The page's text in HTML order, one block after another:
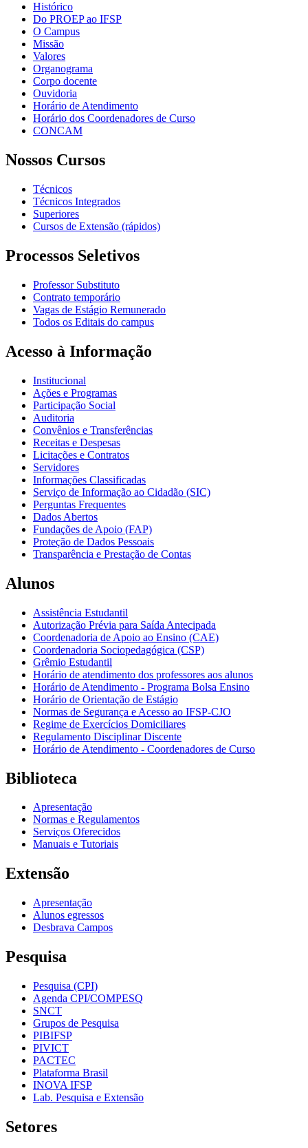
Histórico
Do PROEP ao IFSP
O Campus
Missão
Valores
Organograma
Corpo docente
Ouvidoria
Horário de Atendimento
Horário dos Coordenadores de Curso
CONCAM
Nossos Cursos
Técnicos
Técnicos Integrados
Superiores
Cursos de Extensão (rápidos)
Processos Seletivos
Professor Substituto
Contrato temporário
Vagas de Estágio Remunerado
Todos os Editais do campus
Acesso à Informação
Institucional
Ações e Programas
Participação Social
Auditoria
Convênios e Transferências
Receitas e Despesas
Licitações e Contratos
Servidores
Informações Classificadas
Serviço de Informação ao Cidadão (SIC)
Perguntas Frequentes
Dados Abertos
Fundações de Apoio (FAP)
Proteção de Dados Pessoais
Transparência e Prestação de Contas
Alunos
Assistência Estudantil
Autorização Prévia para Saída Antecipada
Coordenadoria de Apoio ao Ensino (CAE)
Coordenadoria Sociopedagógica (CSP)
Grêmio Estudantil
Horário de atendimento dos professores aos alunos
Horário de Atendimento - Programa Bolsa Ensino
Horário de Orientação de Estágio
Normas de Segurança e Acesso ao IFSP-CJO
Regime de Exercícios Domiciliares
Regulamento Disciplinar Discente
Horário de Atendimento - Coordenadores de Curso
Biblioteca
Apresentação
Normas e Regulamentos
Serviços Oferecidos
Manuais e Tutoriais
Extensão
Apresentação
Alunos egressos
Desbrava Campos
Pesquisa
Pesquisa (CPI)
Agenda CPI/COMPESQ
SNCT
Grupos de Pesquisa
PIBIFSP
PIVICT
PACTEC
Plataforma Brasil
INOVA IFSP
Lab. Pesquisa e Extensão
Setores